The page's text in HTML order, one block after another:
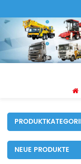
NEUE PRODUKTE